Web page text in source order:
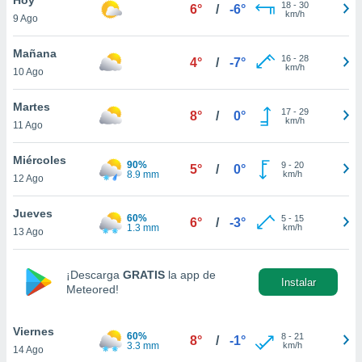
en
más
nuestra
de
aceptar
de
9 Ago
6° / -6° 18- 30
km/h
Mañana
10 Ago
4° / -7° 16- 28
km/h
Martes
11 Ago
8° / 0° 17- 29
km/h
Miércoles
12 Ago
90%
8.9 mm
5° / 0° 9- 20
km/h
Jueves
13 Ago
60%
1.3 mm
6° / -3° 5- 15
km/h
¡Descarga GRATIS la app de
Meteored!
Instalar
Viernes
14 Ago
60%
3.3 mm
8° / -1° 8- 21
km/h